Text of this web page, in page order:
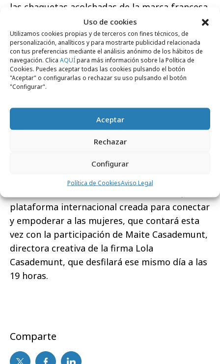
Uso de cookies
Utilizamos cookies propias y de terceros con fines técnicos, de
personalización, analíticos y para mostrarte publicidad relacionada
con tus preferencias mediante el análisis anónimo de los hábitos de
navegación. Clica AQUÍpara más información sobre la Política de
Cookies. Puedes aceptar todas las cookies pulsando el botón
"Aceptar" o configurarlas o rechazar su uso pulsando el botón
"Configurar".
Aceptar
Rechazar
Configurar
Política de CookiesAviso Legal
las chaquetas acolchadas de la marca francesa.
Además, siguiendo con la habitual
programación de “Fashion meets Mercedes-
Benz”, elstandacogerá diversasactividades
durante los días 15 y 16 de septiembre para
conocer el lado más personal de la moda a
Abraham Gutiérrez, director de arte y estilista
de cabecera de celebrities como Paula
Echevarría, descubrirá los entresijos de su
través de la moda”. En la siguiente jornada, el
sábado 16, le llegará el turno a una nueva
plataforma internacional creada para conectar
y empoderar a las mujeres, que contará esta
vez con la participación de Maite Casademunt,
directora creativa de la firma Lola
Casademunt, que desfilará ese mismo día a las
19 horas.
Comparte